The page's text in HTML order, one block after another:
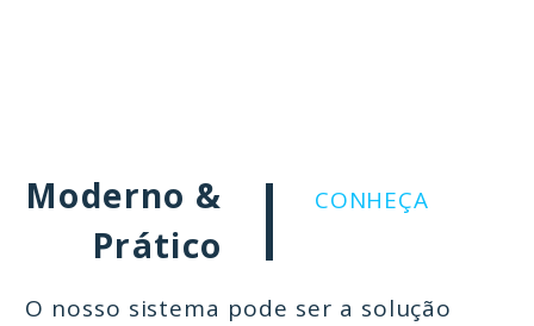
Moderno &
Prático
CONHEÇA
O nosso sistema pode ser a solução